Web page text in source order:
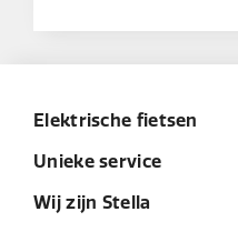
Elektrische fietsen
Unieke service
Wij zijn Stella